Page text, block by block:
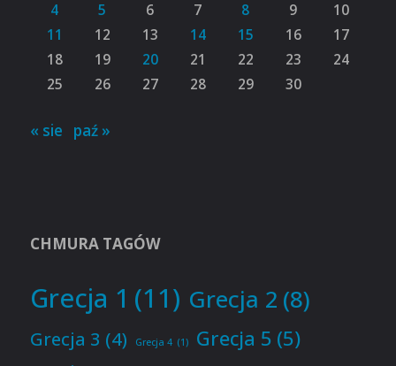
4
5 6 7 8 9
10
11
12 13 14 15 16
17
18
19 20 21 22 23
24
25
26 27 28 29 30
« sie paź »
CHMURA TAGÓW
Grecja 1 (11) Grecja 2 (8)
Grecja 3 (4) Grecja 4 (1) Grecja 5 (5)